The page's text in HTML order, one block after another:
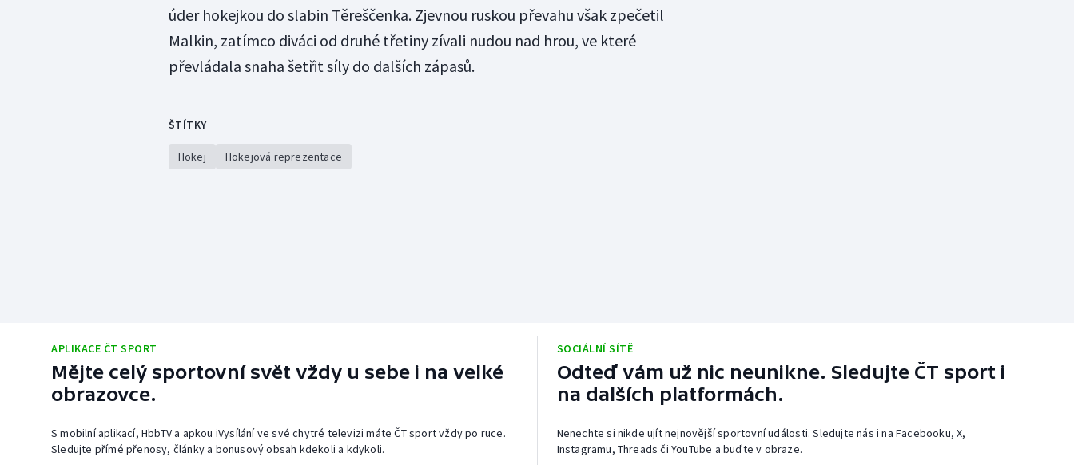
úder hokejkou do slabin Těreščenka. Zjevnou ruskou převahu však zpečetil
Malkin, zatímco diváci od druhé třetiny zívali nudou nad hrou, ve které
převládala snaha šetřit síly do dalších zápasů.
ŠTÍTKY
Hokej Hokejová reprezentace
APLIKACE ČT SPORT
Mějte celý sportovní svět vždy u sebe i na velké
obrazovce.
S mobilní aplikací, HbbTV a apkou iVysílání ve své chytré televizi máte ČT sport vždy po ruce.
Sledujte přímé přenosy, články a bonusový obsah kdekoli a kdykoli.
SOCIÁLNÍ SÍTĚ
Odteď vám už nic neunikne. Sledujte ČT sport i
na dalších platformách.
Nenechte si nikde ujít nejnovější sportovní události. Sledujte nás i na Facebooku, X,
Instagramu, Threads či YouTube a buďte v obraze.